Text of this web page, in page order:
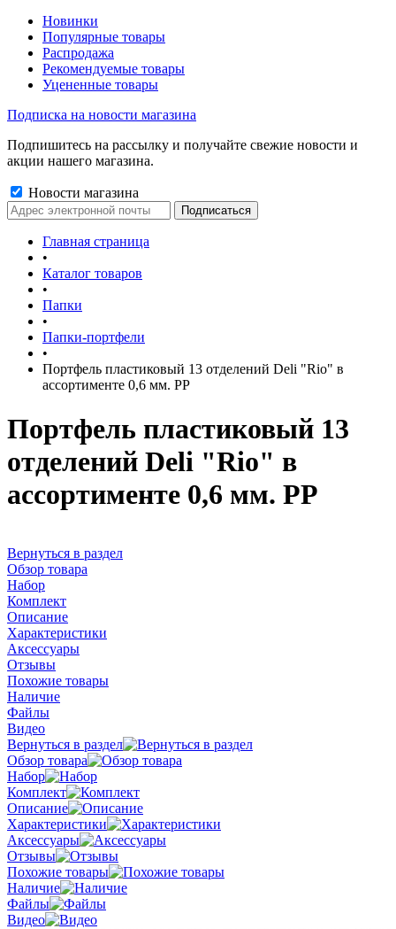
Новинки
Популярные товары
Распродажа
Рекомендуемые товары
Уцененные товары
Подписка на новости магазина
Подпишитесь на рассылку и получайте свежие новости и
акции нашего магазина.
Новости магазина
Главная страница
•
Каталог товаров
•
Папки
•
Папки-портфели
•
Портфель пластиковый 13 отделений Deli "Rio" в
ассортименте 0,6 мм. PP
Портфель пластиковый 13
отделений Deli "Rio" в
ассортименте 0,6 мм. PP
Вернуться в раздел
Обзор товара
Набор
Комплект
Описание
Характеристики
Аксессуары
Отзывы
Похожие товары
Наличие
Файлы
Видео
Вернуться в раздел
Обзор товара
Набор
Комплект
Описание
Характеристики
Аксессуары
Отзывы
Похожие товары
Наличие
Файлы
Видео